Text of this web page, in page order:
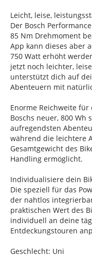
Leicht, leise,
Der Bosch
85 Nm Drehmoment
App kann dieses aber
750 Watt erhöht
jetzt noch leichter,
unterstützt dich auf
Abenteuern mit
Enorme Reichweite für
Boschs neuer, 800 Wh
aufregendsten
während die leichtere
Gesamtgewicht des
Handling ermöglicht.
Individualisiere dein
Die speziell für das
der nahtlos
praktischen Wert des
individuell an deine
Entdeckungstouren
Geschlecht: Uni